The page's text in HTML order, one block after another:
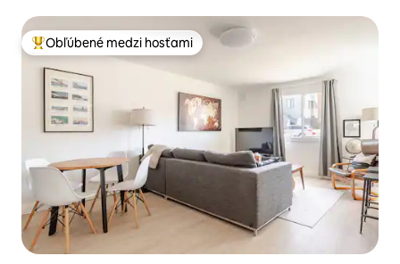
Najobľúbenejšie medzi hosťami
Obľúbené medzi hosťami